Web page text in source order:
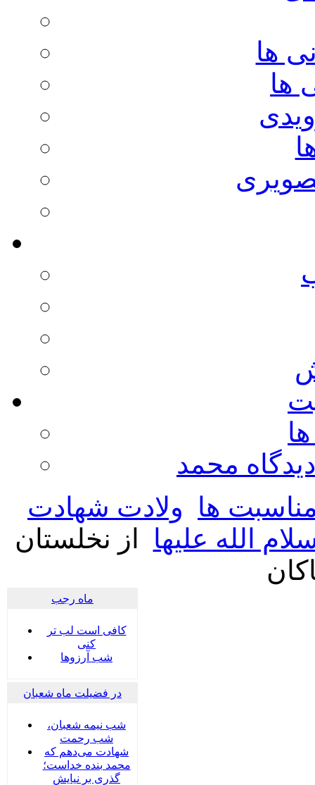
ها
ها
محمد
ها
ولادت شهادت
الله علیها
از نخلستان
ماه رجب
کافی است لب تر
کنی
شب آرزوها
در فضیلت ماه شعبان
شب نیمه شعبان،
شب رحمت
شهادت می‌دهم که
محمد بنده خداست؛
گذری بر نیایش